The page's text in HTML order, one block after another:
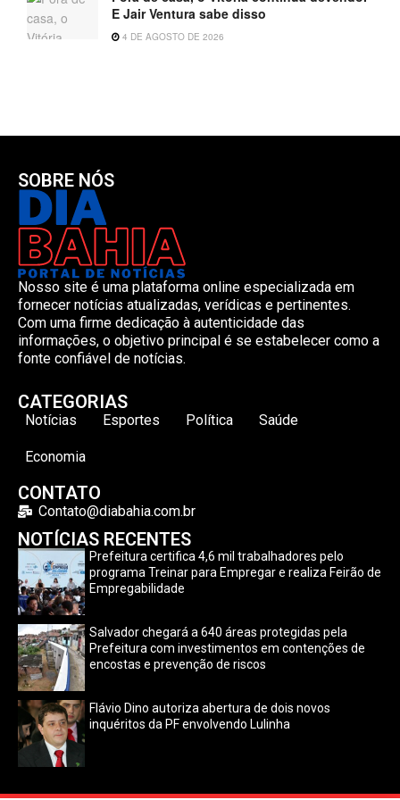
E Jair Ventura sabe disso
4 DE AGOSTO DE 2026
SOBRE NÓS
Nosso site é uma plataforma online especializada em
fornecer notícias atualizadas, verídicas e pertinentes.
Com uma firme dedicação à autenticidade das
informações, o objetivo principal é se estabelecer como a
fonte confiável de notícias.
CATEGORIAS
Notícias Esportes Política Saúde
Economia
CONTATO
Contato@diabahia.com.br
NOTÍCIAS RECENTES
Prefeitura certifica 4,6 mil trabalhadores pelo
programa Treinar para Empregar e realiza Feirão de
Empregabilidade
Salvador chegará a 640 áreas protegidas pela
Prefeitura com investimentos em contenções de
encostas e prevenção de riscos
Flávio Dino autoriza abertura de dois novos
inquéritos da PF envolvendo Lulinha